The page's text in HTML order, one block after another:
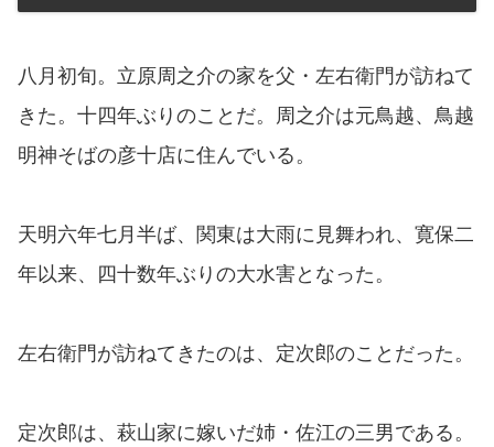
八月初旬。立原周之介の家を父・左右衛門が訪ねて
きた。十四年ぶりのことだ。周之介は元鳥越、鳥越
明神そばの彦十店に住んでいる。
天明六年七月半ば、関東は大雨に見舞われ、寛保二
年以来、四十数年ぶりの大水害となった。
左右衛門が訪ねてきたのは、定次郎のことだった。
定次郎は、萩山家に嫁いだ姉・佐江の三男である。